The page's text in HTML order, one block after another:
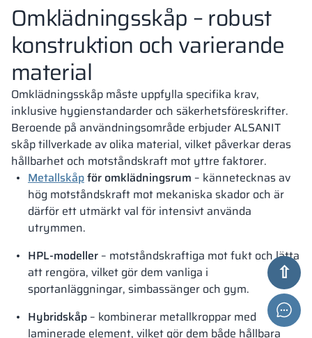
Omklädningsskåp – robust
konstruktion och varierande
material
Omklädningsskåp måste uppfylla specifika krav,
inklusive hygienstandarder och säkerhetsföreskrifter.
Beroende på användningsområde erbjuder ALSANIT
skåp tillverkade av olika material, vilket påverkar deras
hållbarhet och motståndskraft mot yttre faktorer.
Metallskåpför omklädningsrum – kännetecknas av
hög motståndskraft mot mekaniska skador och är
därför ett utmärkt val för intensivt använda
utrymmen.
HPL-modeller – motståndskraftiga mot fukt och lätta
att rengöra, vilket gör dem vanliga i
sportanläggningar, simbassänger och gym.
Hybridskåp – kombinerar metallkroppar med
laminerade element, vilket gör dem både hållbara